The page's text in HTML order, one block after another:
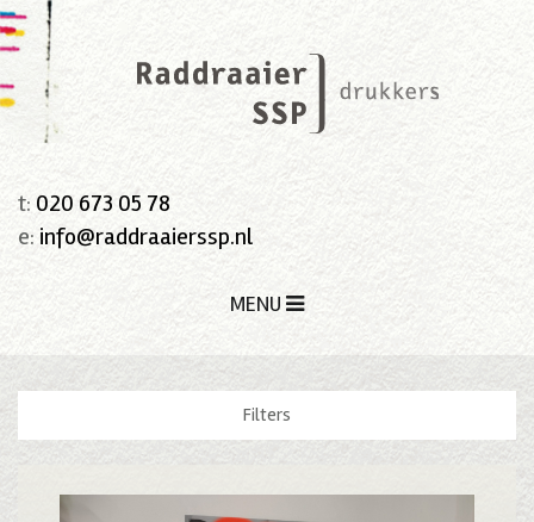
t: 020 673 05 78
e: info@raddraaierssp.nl
MENU
Filters